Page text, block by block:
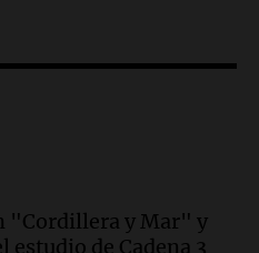
Cruz del Lago
ganadores de
"Cordillera y Mar" y
estudio de Cadena 3